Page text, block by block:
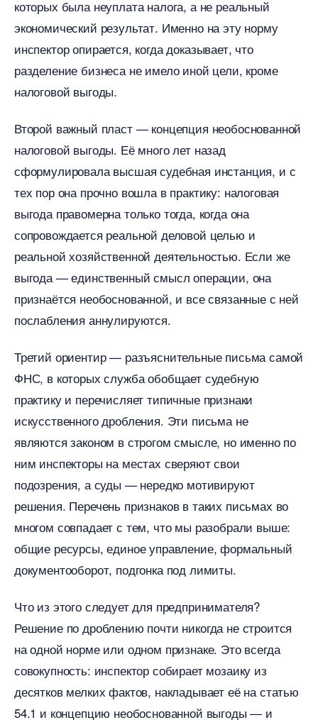
которых была неуплата налога, а не реальный
экономический результат. Именно на эту норму
инспектор опирается, когда доказывает, что
разделение бизнеса не имело иной цели, кроме
налоговой выгоды.
торой важный пласт — концепция необоснованной
налоговой выгоды. Её много лет назад
сформулировала высшая судебная инстанция, и с
тех пор она прочно вошла в практику: налоговая
ыгода правомерна только тогда, когда она
сопровождается реальной деловой целью и
реальной хозяйственной деятельностью. Если же
ыгода — единственный смысл операции, она
признаётся необоснованной, и все связанные с ней
послабления аннулируются.
Третий ориентир — разъяснительные письма самой
ФНС, в которых служба обобщает судебную
практику и перечисляет типичные признаки
искусственного дробления. Эти письма не
являются законом в строгом смысле, но именно по
ним инспекторы на местах сверяют свои
подозрения, а суды — нередко мотивируют
решения. Перечень признаков в таких письмах во
многом совпадает с тем, что мы разобрали выше:
общие ресурсы, единое управление, формальный
документооборот, подгонка под лимиты.
Что из этого следует для предпринимателя?
Решение по дроблению почти никогда не строится
на одной норме или одном признаке. Это всегда
совокупность: инспектор собирает мозаику из
десятков мелких фактов, накладывает её на статью
54.1 и концепцию необоснованной выгоды — и